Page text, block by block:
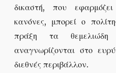
δικαστή, που
κανόνες, μπορεί ο
πράξη τα
αναγνωρίζονται στο
διεθνές περιβάλλον.